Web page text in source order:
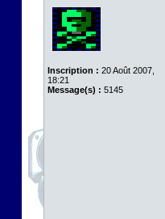
Inscription : 20 Août 2007,
18:21
Message(s) : 5145